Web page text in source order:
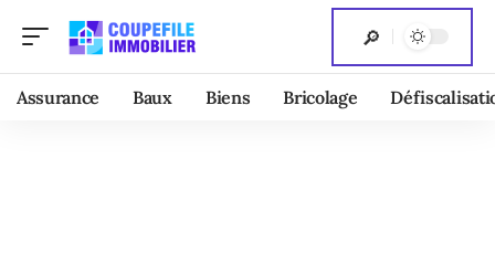
Assurance Baux Biens Bricolage